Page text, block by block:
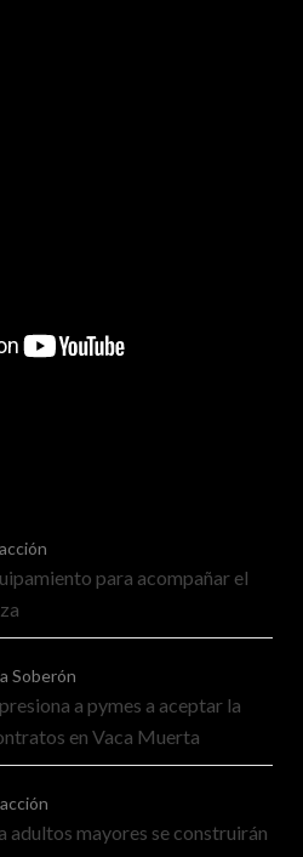
para acompañar el
Soberón
a pymes a aceptar la
en Vaca Muerta
adultos mayores se construirán